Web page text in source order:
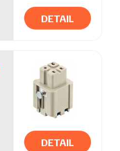
DETAIL
DETAIL